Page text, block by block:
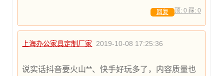
顶: 0 踩: 0
回复
上海办公家具定制厂家 2019-10-08 17:25:36
说实话抖音要火山**、快手好玩多了，内容质量也